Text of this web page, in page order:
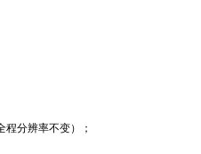
程分辨率不变）；